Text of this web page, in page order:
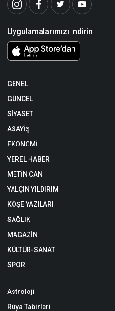
Uygulamalarımızı indirin
GENEL
GÜNCEL
SİYASET
ASAYİŞ
EKONOMİ
YEREL HABER
METİN CAN
YALÇIN YILDIRIM
KÖŞE YAZILARI
SAĞLIK
MAGAZİN
KÜLTÜR-SANAT
SPOR
Astroloji
Rüya Tabirleri